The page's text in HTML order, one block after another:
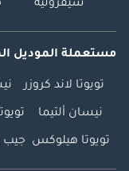
شيفروليه
مستعملة الموديل
تويوتا لاند كروزر
نيسان ألتيما
تويوتا هيلوكس جيب